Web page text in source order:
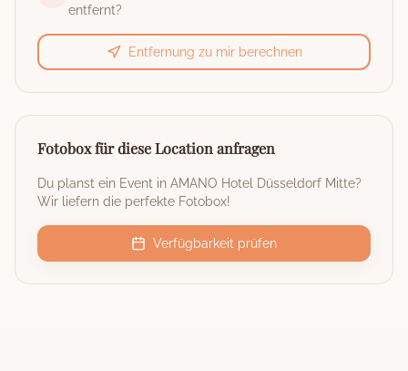
entfernt?
Entfernung zu mir berechnen
Fotobox für diese Location anfragen
Du planst ein Event in AMANO Hotel Düsseldorf Mitte?
Wir liefern die perfekte Fotobox!
Verfügbarkeit prüfen